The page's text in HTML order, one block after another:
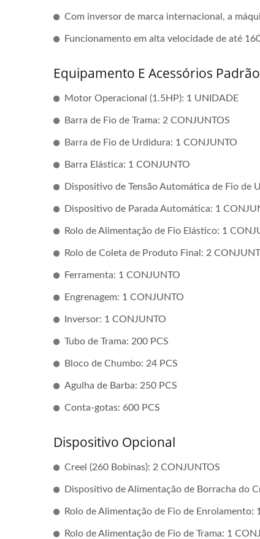
Com inversor de marca internacional, a
Funcionamento em alta velocidade de até
Equipamento E Acessórios Padrão
Motor Operacional (1.5HP): 1 UNIDADE
Barra de Fio de Trama: 2 CONJUNTOS
Barra de Fio de Urdidura: 1 CONJUNTO
Barra Elástica: 1 CONJUNTO
Dispositivo de Tensão Automática de Fio de
Dispositivo de Parada Automática: 1
Rolo de Alimentação de Fio Elástico: 1
Rolo de Coleta de Produto Final: 2
Ferramenta: 1 CONJUNTO
Engrenagem: 1 CONJUNTO
Inversor: 1 CONJUNTO
Tubo de Trama: 200 PCS
Bloco de Chumbo: 24 PCS
Agulha de Barba: 250 PCS
Conta-gotas: 600 PCS
Dispositivo Opcional
Creel (260 Bobinas): 2 CONJUNTOS
Dispositivo de Alimentação de Borracha do
Rolo de Alimentação de Fio de Enrolamento:
Rolo de Alimentação de Fio de Trama: 1
Máquina De Crochê